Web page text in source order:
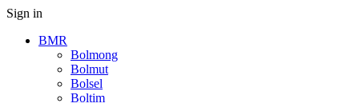
Sign in
BMR
Bolmong
Bolmut
Bolsel
Boltim